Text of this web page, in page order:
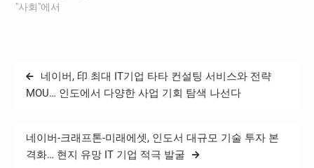
간혁신을 위한 호남권 경청
의원 , 변창흠 특보단장 등이
참석했으며…
"사회"에서
글
탐
네이버, 印 최대 IT기업 타타 컨설팅 서비스와 전략
MOU… 인도에서 다양한 사업 기회 탐색 나선다
네이버-크래프톤-미래에셋, 인도서 대규모 기술 투자 본
격화… 현지 유망 IT 기업 적극 발굴